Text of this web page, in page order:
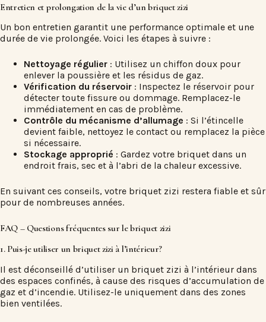
Entretien et prolongation de la vie d’un briquet zizi
Un bon entretien garantit une performance optimale et une
durée de vie prolongée. Voici les étapes à suivre :
Nettoyage régulier : Utilisez un chiffon doux pour
enlever la poussière et les résidus de gaz.
Vérification du réservoir : Inspectez le réservoir pour
détecter toute fissure ou dommage. Remplacez-le
immédiatement en cas de problème.
Contrôle du mécanisme d’allumage : Si l’étincelle
devient faible, nettoyez le contact ou remplacez la pièce
si nécessaire.
Stockage approprié : Gardez votre briquet dans un
endroit frais, sec et à l’abri de la chaleur excessive.
En suivant ces conseils, votre briquet zizi restera fiable et sûr
pour de nombreuses années.
FAQ – Questions fréquentes sur le briquet zizi
1. Puis-je utiliser un briquet zizi à l’intérieur?
Il est déconseillé d’utiliser un briquet zizi à l’intérieur dans
des espaces confinés, à cause des risques d’accumulation de
gaz et d’incendie. Utilisez-le uniquement dans des zones
bien ventilées.